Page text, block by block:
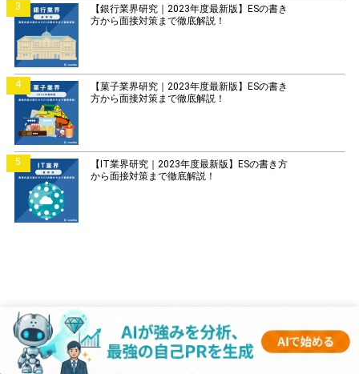
3
【銀行業界研究｜2023年度最新版】ESの書き
方から面接対策まで徹底解説！
4
【菓子業界研究｜2023年度最新版】ESの書き
方から面接対策まで徹底解説！
5
【IT業界研究｜2023年度最新版】ESの書き方
から面接対策まで徹底解説！